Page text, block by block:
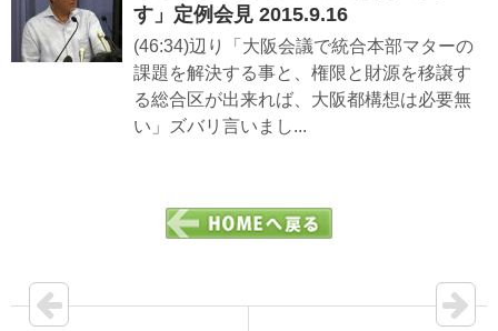
す」定例会見 2015.9.16
(46:34)辺り「大阪会議で統合本部マターの
課題を解決する事と、権限と財源を移譲す
る総合区が出来れば、大阪都構想は必要無
い」ズバリ言いまし...